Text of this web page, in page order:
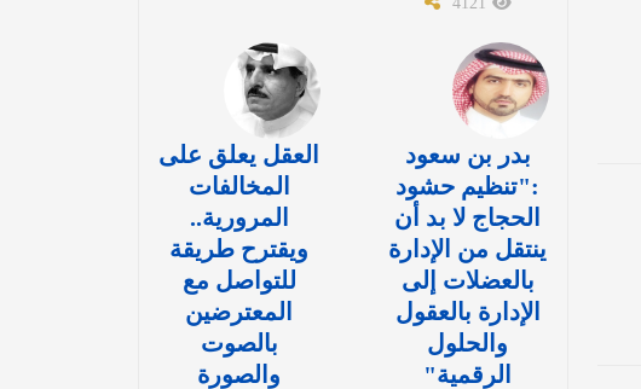
بدر بن سعود
:"تنظيم حشود
الحجاج لا بد أن
ينتقل من الإدارة
بالعضلات إلى
الإدارة بالعقول
والحلول
الرقمية"
العقل يعلق على
المخالفات
المرورية..
ويقترح طريقة
للتواصل مع
المعترضين
بالصوت
والصورة